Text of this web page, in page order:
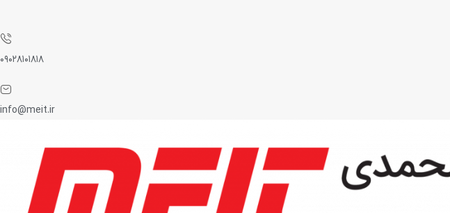
۰۹۰۲۸۱۰۱۸۱۸
info@meit.ir